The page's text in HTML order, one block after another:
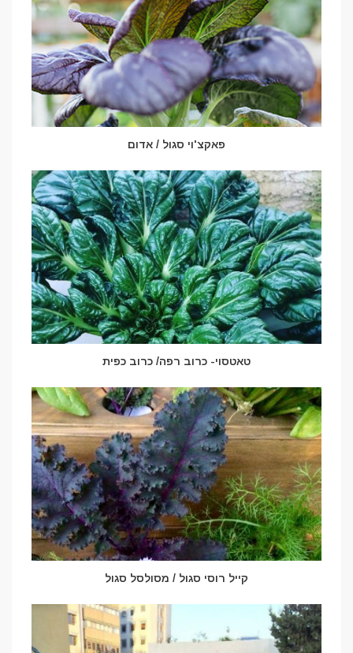
פאקצ'וי סגול / אדום
טאטסוי- כרוב רפה/ כרוב כפית
קייל רוסי סגול / מסולסל סגול